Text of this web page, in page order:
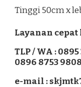
Tinggi 50cm x
Layanan
TLP / WA : 0895
0896 8753 9808
e-mail :